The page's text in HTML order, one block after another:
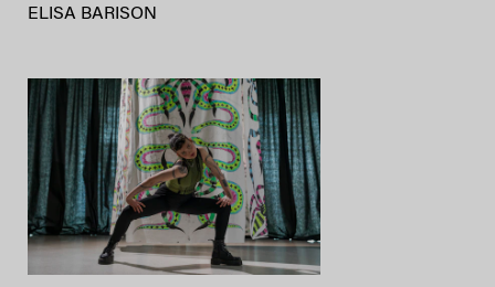
ELISA BARISON